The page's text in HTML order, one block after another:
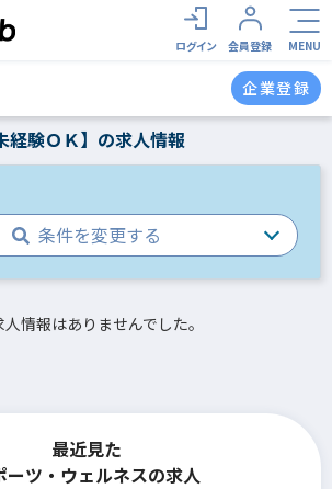
ログイン 会員登録 MENU
企業登録
経験ＯＫ】の求人情報
条件を変更する
情報はありませんでした。
最近見た
ーツ・ウェルネスの求人